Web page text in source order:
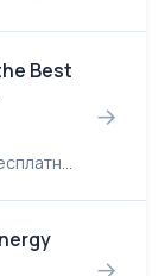
Best
На этой странице вы можете бесплатно читать реферат на английском языке: Which is the Best Way to Spend Your Summer Holidays. Which is the Best Way to Spend Your Summer Holidays Well, I gu...
→
→